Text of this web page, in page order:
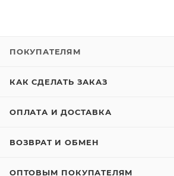
ПОКУПАТЕЛЯМ
КАК СДЕЛАТЬ ЗАКАЗ
ОПЛАТА И ДОСТАВКА
ВОЗВРАТ И ОБМЕН
ОПТОВЫМ ПОКУПАТЕЛЯМ